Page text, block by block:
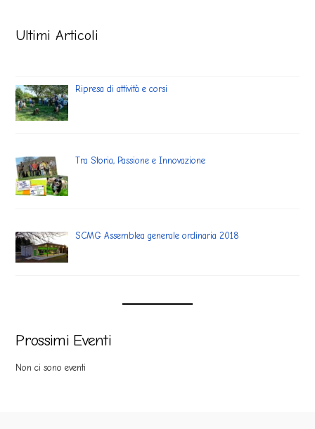
Ultimi Articoli
Ripresa di attività e corsi
Tra Storia, Passione e Innovazione
SCMG Assemblea generale ordinaria 2018
Prossimi Eventi
Non ci sono eventi